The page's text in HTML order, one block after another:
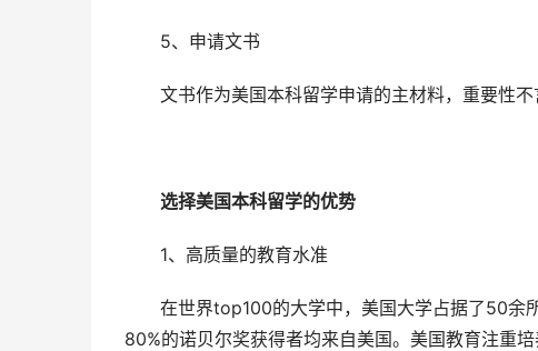
5、申请文书
文书作为美国本科留学申请的主材料，重要性不
选择美国本科留学的优势
1、高质量的教育水准
在世界top100的大学中，美国大学占据了50余
80%的诺贝尔奖获得者均来自美国。美国教育注重